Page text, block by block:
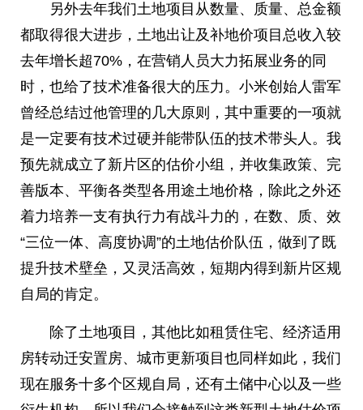
另外去年我们土地项目从数量、质量、总金额
都取得很大进步，土地出让及补地价项目总收入较
去年增长超70%，在营销人员大力拓展业务的同
时，也给了技术准备很大的压力。小米创始人雷军
曾经总结过他管理的几大原则，其中重要的一项就
是一定要有技术过硬并能带队伍的技术带头人。我
预先就成立了新片区的估价小组，并收集政策、完
善版本、平衡各类型各用途土地价格，除此之外还
着力培养一支有执行力有战斗力的，在数、质、效
“三位一体、高度协调”的土地估价队伍，做到了既
提升技术壁垒，又灵活高效，短期内得到新片区规
自局的肯定。
除了土地项目，其他比如租赁住宅、经济适用
房转动迁安置房、城市更新项目也同样如此，我们
现在服务十多个区规自局，还有土储中心以及一些